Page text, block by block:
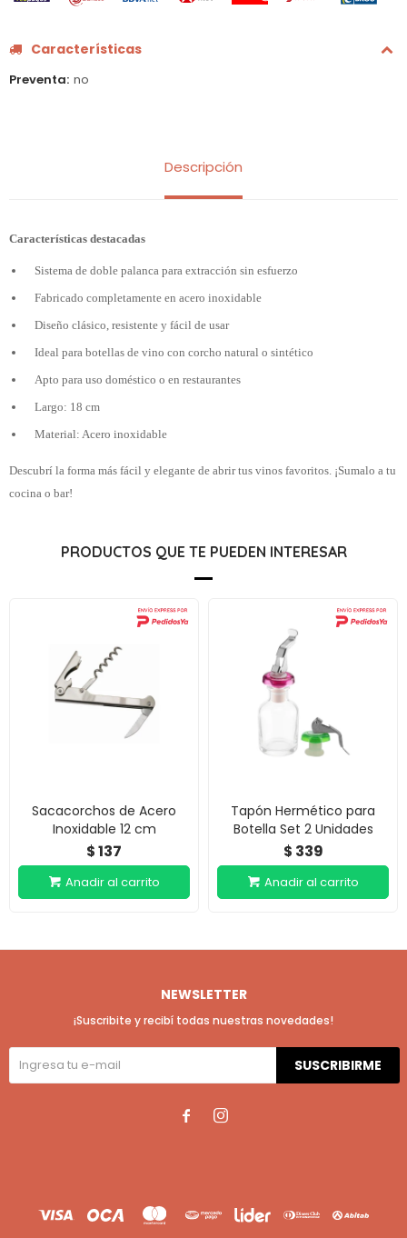
Características
Preventa no
Descripción
Características destacadas
Sistema de doble palanca para extracción sin esfuerzo
Fabricado completamente en acero inoxidable
Diseño clásico, resistente y fácil de usar
Ideal para botellas de vino con corcho natural o sintético
Apto para uso doméstico o en restaurantes
Largo: 18 cm
Material: Acero inoxidable
Descubrí la forma más fácil y elegante de abrir tus vinos favoritos. ¡Sumalo a tu
cocina o bar!
PRODUCTOS QUE TE PUEDEN INTERESAR
Sacacorchos de Acero
Inoxidable 12 cm
$137
Tapón Hermético para
Botella Set 2 Unidades
$ 339
NEWSLETTER
¡Suscribite y recibí todas nuestras novedades!
SUSCRIBIRME
 